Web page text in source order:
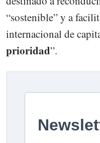
“sostenible” y a
internacional de
prioridad”.